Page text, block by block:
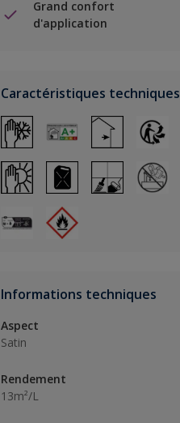
Grand confort
d'application
Caractéristiques techniques
Informations techniques
Aspect
Satin
Rendement
13m²/L